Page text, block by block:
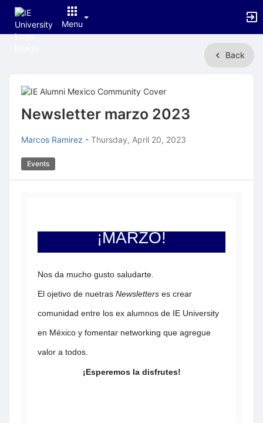
Menu
Content
Back
Newsletter marzo 2023
Marcos Ramirez - Thursday, April 20, 2023
Events
¡MARZO!
Nos da mucho gusto saludarte.
El ojetivo de nuetras Newsletters es crear
comunidad entre los ex alumnos de IE University
en México y fomentar networking que agregue
valor a todos.
¡Esperemos la disfrutes!